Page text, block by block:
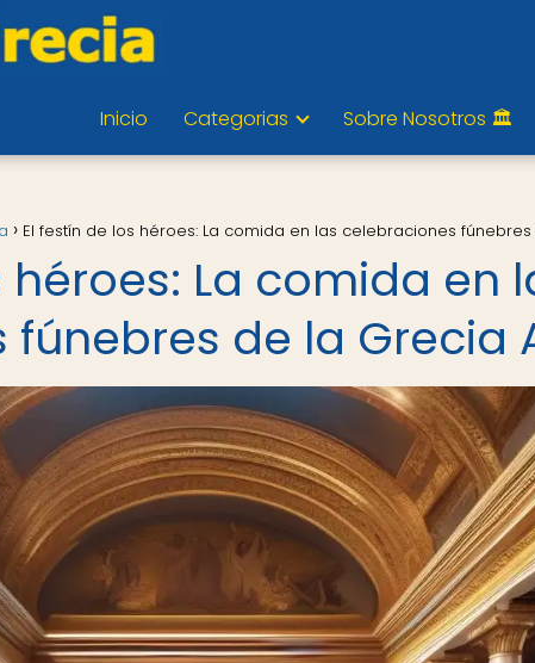
Inicio Categorias Sobre Nosotros 🏛️
El festín de los héroes: La comida en las celebraciones
héroes: La comida en
de la Grecia